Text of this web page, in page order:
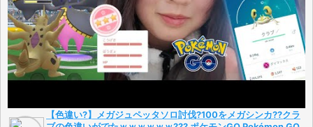
【色違い?】メガジュペッタソロ討伐?100をメガシンカ??クラ